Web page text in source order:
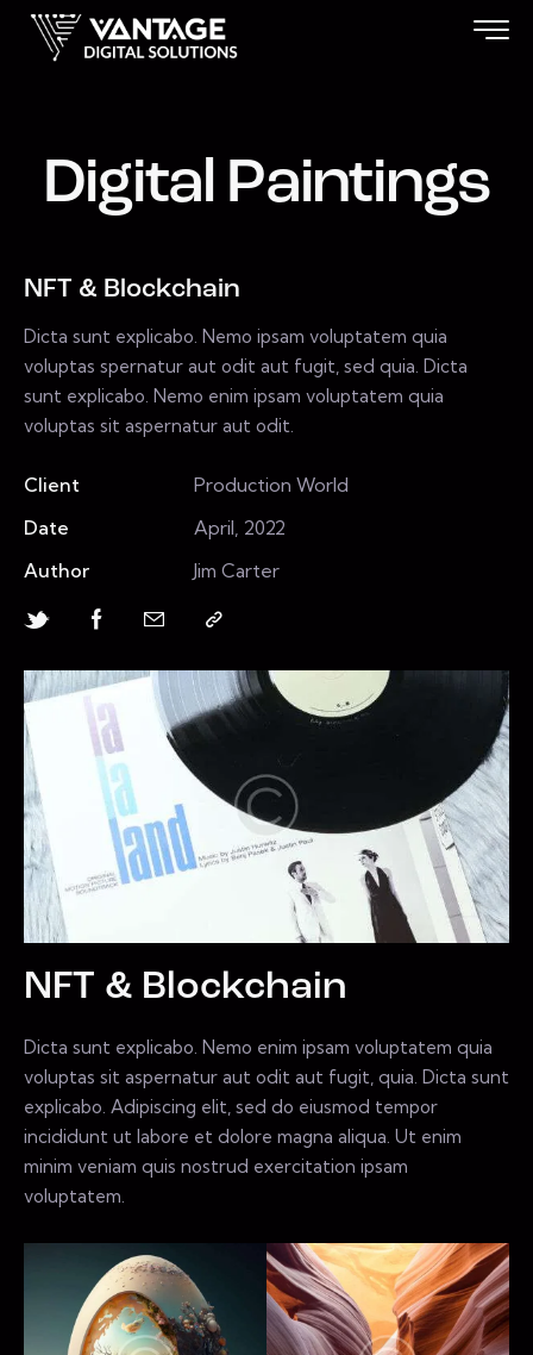
Digital Paintings
NFT & Blockchain
Dicta sunt explicabo. Nemo enim ipsam voluptatem quia
voluptas sit aspernatur aut odit aut fugit, quia. Dicta sunt
explicabo. Adipiscing elit, sed do eiusmod tempor
incididunt ut labore et dolore magna aliqua. Ut enim
minim veniam quis nostrud exercitation ipsam
voluptatem.
NFT & Blockchain
Dicta sunt explicabo. Nemo ipsam voluptatem quia
voluptas spernatur aut odit aut fugit, sed quia. Dicta
sunt explicabo. Nemo enim ipsam voluptatem quia
voluptas sit aspernatur aut odit.
Client
Production World
Date
April, 2022
Author
Jim Carter